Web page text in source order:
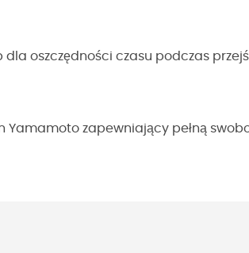
dla oszczędności czasu podczas
Yamamoto zapewniający pełną